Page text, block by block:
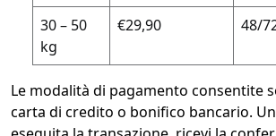
30 – 50
kg
€29,90 48/
Le modalità di pagamento consentite
carta di credito o bonifico bancario.